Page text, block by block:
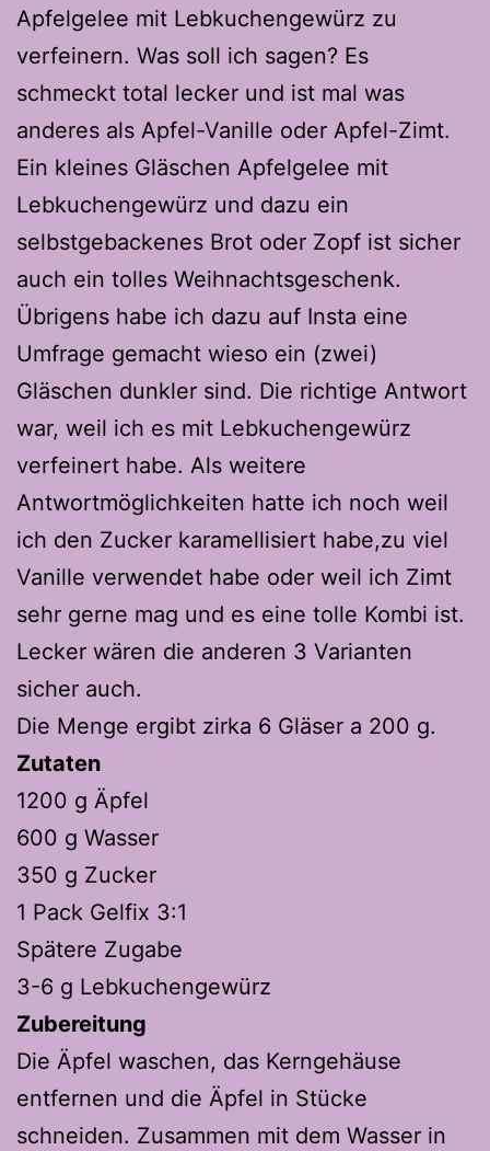
Apfelgelee mit Lebkuchengewürz zu
verfeinern. Was soll ich sagen? Es
schmeckt total lecker und ist mal was
anderes als Apfel-Vanille oder Apfel-Zimt.
Ein kleines Gläschen Apfelgelee mit
Lebkuchengewürz und dazu ein
selbstgebackenes Brot oder Zopf ist sicher
auch ein tolles Weihnachtsgeschenk.
Übrigens habe ich dazu auf Insta eine
Umfrage gemacht wieso ein (zwei)
Gläschen dunkler sind. Die richtige Antwort
war, weil ich es mit Lebkuchengewürz
verfeinert habe. Als weitere
Antwortmöglichkeiten hatte ich noch weil
ich den Zucker karamellisiert habe,zu viel
Vanille verwendet habe oder weil ich Zimt
sehr gerne mag und es eine tolle Kombi ist.
Lecker wären die anderen 3 Varianten
sicher auch.
Die Menge ergibt zirka 6 Gläser a 200 g.
Zutaten
1200 g Äpfel
600 g Wasser
350 g Zucker
1 Pack Gelfix 3:1
Spätere Zugabe
3-6 g Lebkuchengewürz
Zubereitung
Die Äpfel waschen, das Kerngehäuse
entfernen und die Äpfel in Stücke
schneiden. Zusammen mit dem Wasser in